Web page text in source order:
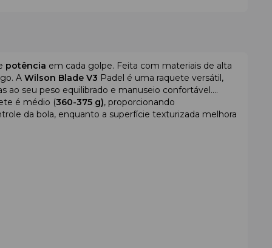
potência em cada golpe. Feita com materiais de alta
A Wilson Blade V3 Padel é uma raquete versátil,
ao seu peso equilibrado e manuseio confortável.
é médio (360-375 g), proporcionando
da bola, enquanto a superfície texturizada melhora